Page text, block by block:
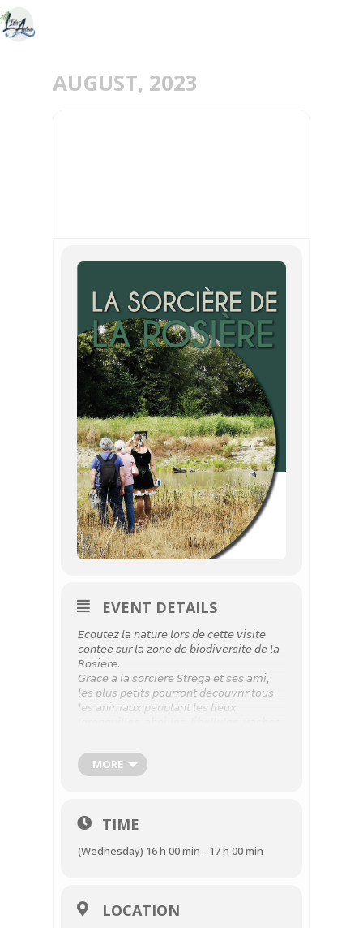
AUGUST, 2023
EVENT DETAILS
𝘌𝘤𝘰𝘶𝘵𝘦𝘻 𝘭𝘢 𝘯𝘢𝘵𝘶𝘳𝘦 𝘭𝘰𝘳𝘴 𝘥𝘦 𝘤𝘦𝘵𝘵𝘦 𝘷𝘪𝘴𝘪𝘵𝘦
𝘤𝘰𝘯𝘵𝘦𝘦 𝘴𝘶𝘳 𝘭𝘢 𝘻𝘰𝘯𝘦 𝘥𝘦 𝘣𝘪𝘰𝘥𝘪𝘷𝘦𝘳𝘴𝘪𝘵𝘦 𝘥𝘦 𝘭𝘢
𝘙𝘰𝘴𝘪𝘦𝘳𝘦.
𝘎𝘳𝘢𝘤𝘦 𝘢 𝘭𝘢 𝘴𝘰𝘳𝘤𝘪𝘦𝘳𝘦 𝘚𝘵𝘳𝘦𝘨𝘢 𝘦𝘵 𝘴𝘦𝘴 𝘢𝘮𝘪,
𝘭𝘦𝘴 𝘱𝘭𝘶𝘴 𝘱𝘦𝘵𝘪𝘵𝘴 𝘱𝘰𝘶𝘳𝘳𝘰𝘯𝘵 𝘥𝘦𝘤𝘰𝘶𝘷𝘳𝘪𝘳 𝘵𝘰𝘶𝘴
𝘭𝘦𝘴 𝘢𝘯𝘪𝘮𝘢𝘶𝘹 𝘱𝘦𝘶𝘱𝘭𝘢𝘯𝘵 𝘭𝘦𝘴 𝘭𝘪𝘦𝘶𝘹
Date:𝘮𝘦𝘳𝘤𝘳𝘦𝘥𝘪 9 août à 16h00 –
Durée: 1h00
MORE
TIME
(Wednesday) 16 h 00 min - 17 h 00 min
LOCATION